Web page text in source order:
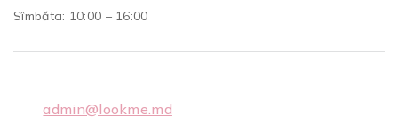
Sîmbăta: 10:00 – 16:00
admin@lookme.md